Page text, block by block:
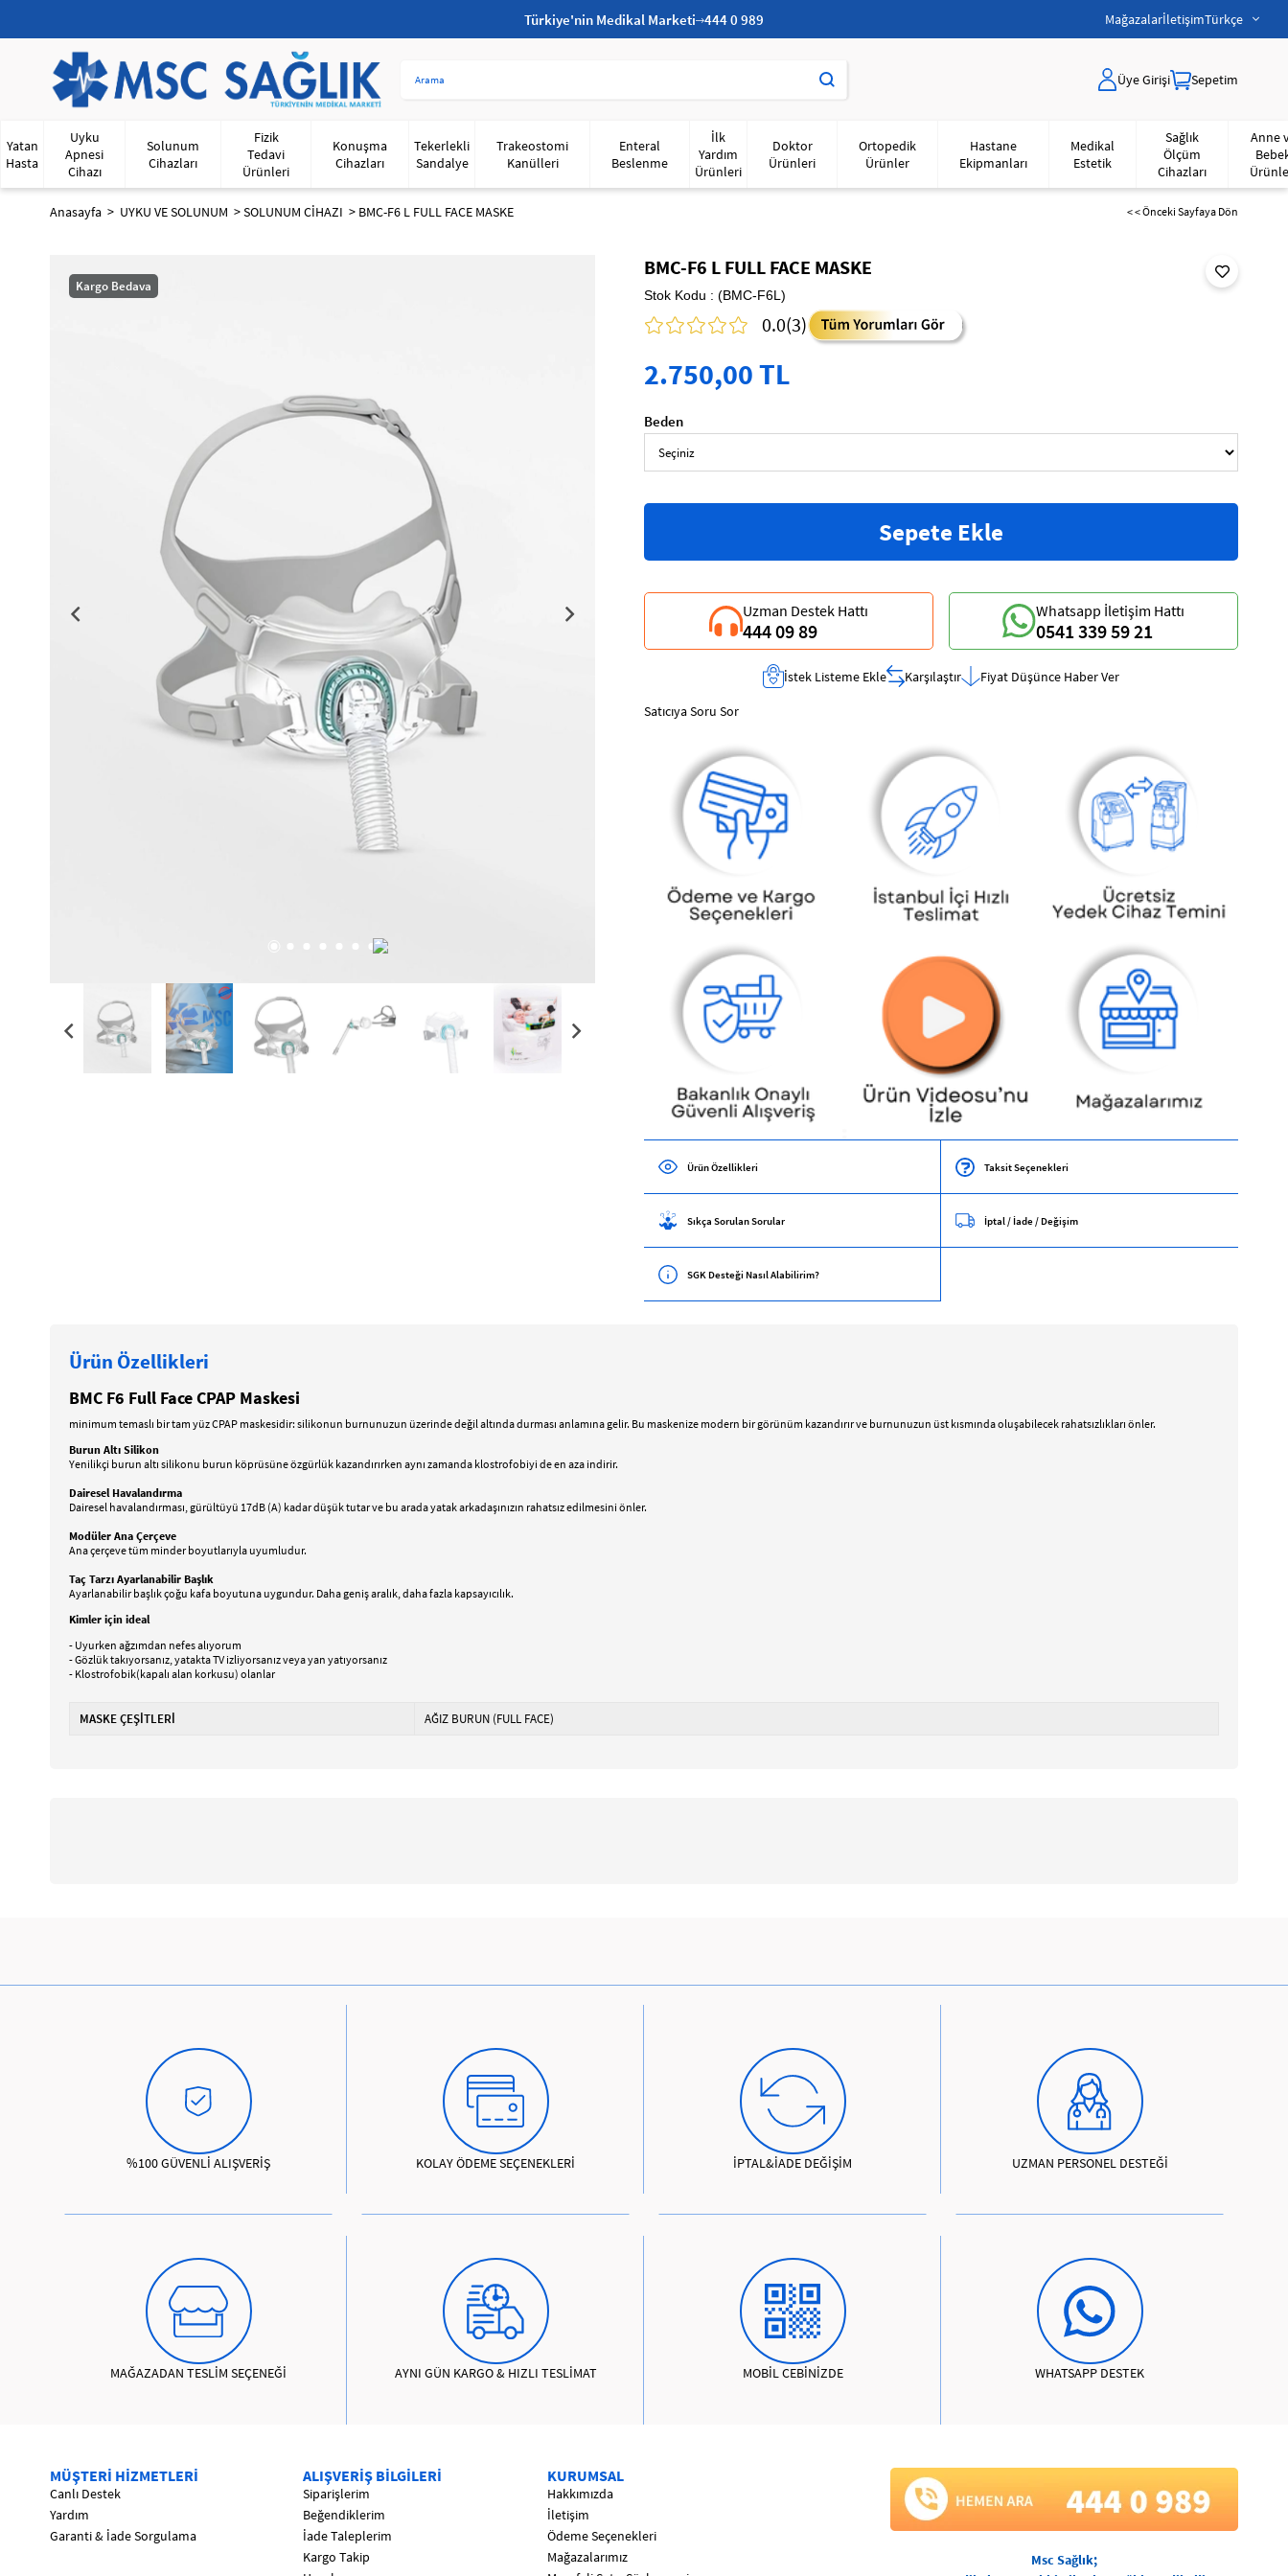
Türkiye'nin Medikal Marketi 444 0 989 MağazalarİletişimTürkçe
Üye Girişi Sepetim
Yatan
Hasta
Uyku
Apnesi
Cihazı
Solunum
Cihazları
Fizik
Tedavi
Ürünleri
Konuşma
Cihazları
Tekerlekli
Sandalye
Trakeostomi
Kanülleri
Enteral
Beslenme
İlk
Yardım
Ürünleri
Doktor
Ürünleri
Ortopedik
Ürünler
Hastane
Ekipmanları
Medikal
Estetik
Sağlık
Ölçüm
Cihazları
Anne
Anasayfa UYKU VE SOLUNUM SOLUNUM CİHAZI BMC-F6 L FULL FACE MASKE < < Önceki Sayfaya Dön
Kargo Bedava
BMC-F6 L FULL FACE MASKE
Stok Kodu (BMC-F6L)
0.0(3)
2.750,00 TL
Beden
Whatsapp İletişim Hattı
0541 339 59 21
Uzman Destek Hattı
444 09 89
İstek Listeme Ekle Karşılaştır Fiyat Düşünce Haber Ver
Satıcıya Soru Sor
Ürün Özellikleri Taksit Seçenekleri
Sıkça Sorulan Sorular İptal / İade / Değişim
SGK Desteği Nasıl Alabilirim?
Ürün Özellikleri
BMC F6 Full Face CPAP Maskesi
minimum temaslı bir tam yüz CPAP maskesidir: silikonun burnunuzun üzerinde değil altında durması anlamına gelir. Bu maskenize modern bir görünüm kazandırır ve burnunuzun üst kısmında oluşabilecek rahatsızlıkları önler.
Burun Altı Silikon
Yenilikçi burun altı silikonu burun köprüsüne özgürlük kazandırırken aynı zamanda klostrofobiyi de en aza indirir.
Dairesel Havalandırma
Dairesel havalandırması, gürültüyü 17dB (A) kadar düşük tutar ve bu arada yatak arkadaşınızın rahatsız edilmesini önler.
Modüler Ana Çerçeve
Ana çerçeve tüm minder boyutlarıyla uyumludur.
Taç Tarzı Ayarlanabilir Başlık
Ayarlanabilir başlık çoğu kafa boyutuna uygundur. Daha geniş aralık, daha fazla kapsayıcılık.
Kimler için ideal
- Uyurken ağzımdan nefes alıyorum
- Gözlük takıyorsanız, yatakta TV izliyorsanız veya yan yatıyorsanız
- Klostrofobik(kapalı alan korkusu) olanlar
MASKE ÇEŞİTLERİ AĞIZ BURUN (FULL FACE)
%100 GÜVENLİ ALIŞVERİŞ KOLAY ÖDEME SEÇENEKLERİ İPTAL&İADE DEĞİŞİM UZMAN PERSONEL DESTEĞİ
MAĞAZADAN TESLİM SEÇENEĞİ AYNI GÜN KARGO & HIZLI TESLİMAT MOBİL CEBİNİZDE WHATSAPP DESTEK
MÜŞTERİ HİZMETLERİ
Canlı Destek
Yardım
Garanti & İade Sorgulama
ALIŞVERİŞ BİLGİLERİ
Siparişlerim
Beğendiklerim
İade Taleplerim
Kargo Takip
KURUMSAL
Hakkımızda
İletişim
Ödeme Seçenekleri
Mağazalarımız
Msc Sağlık;